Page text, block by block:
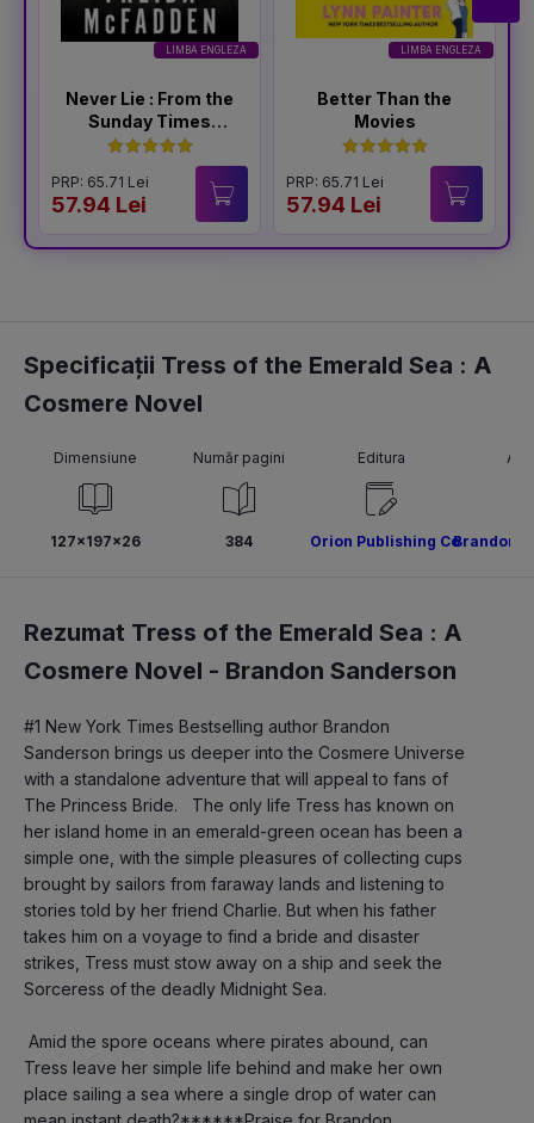
LIMBA ENGLEZA
Never Lie : From the
Sunday Times
Bestselling Author
of The Housemaid
PRP: 65.71 Lei
57.94 Lei
LIMBA ENGLEZA
Better Than the
Movies
PRP: 65.71 Lei
57.94 Lei
Specificații Tress of the Emerald Sea : A
Cosmere Novel
Dimensiune
127x197x26
Număr pagini
384
Editura
Orion Publishing CoBrandon
Rezumat Tress of the Emerald Sea : A
Cosmere Novel - Brandon Sanderson
#1 New York Times Bestselling author Brandon
Sanderson brings us deeper into the Cosmere Universe
with a standalone adventure that will appeal to fans of
The Princess Bride.   The only life Tress has known on
her island home in an emerald-green ocean has been a
simple one, with the simple pleasures of collecting cups
brought by sailors from faraway lands and listening to
stories told by her friend Charlie. But when his father
takes him on a voyage to find a bride and disaster
strikes, Tress must stow away on a ship and seek the
Sorceress of the deadly Midnight Sea.
Tress leave her simple life behind and make her own
place sailing a sea where a single drop of water can